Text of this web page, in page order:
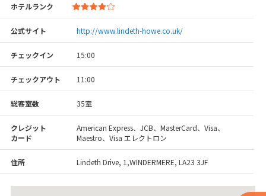
ホテルランク
公式サイト http://www.lindeth-howe.co.uk/
チェックイン 15:00
チェックアウト 11:00
総客室数 35室
クレジット
カード
American Express、JCB、MasterCard、Visa、
Maestro、Visa エレクトロン
住所 Lindeth Drive, 1,WINDERMERE, LA23 3JF